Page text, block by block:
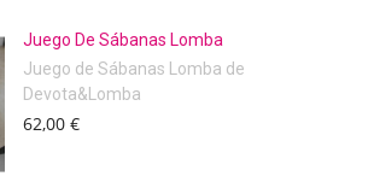
Juego De Sábanas Lomba
Juego de Sábanas Lomba de
Devota&Lomba
62,00 €